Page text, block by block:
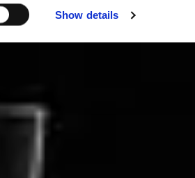
Show details